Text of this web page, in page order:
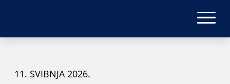
11. SVIBNJA 2026.